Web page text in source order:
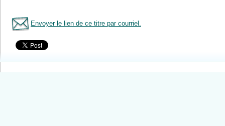
Envoyer le lien de ce titre par courriel.